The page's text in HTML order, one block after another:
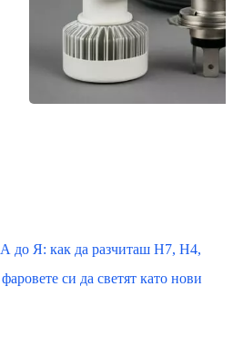
до Я: как да разчиташ H7, H4,
си да светят като нови